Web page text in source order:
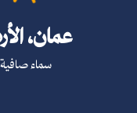
عمان،
سماء صافية